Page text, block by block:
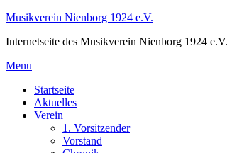
Skip
content
Musikverein Nienborg 1924 e.V.
Internetseite des Musikverein Nienborg 1924 e.V.
Menu
Startseite
Aktuelles
Verein
1. Vorsitzender
Vorstand